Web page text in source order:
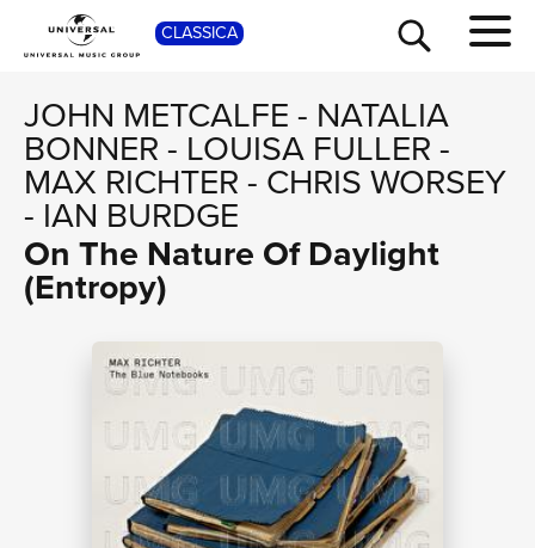
CLASSICA
JOHN METCALFE- NATALIA
BONNER- LOUISA FULLER-
MAX RICHTER- CHRIS WORSEY
- IAN BURDGE
On The Nature Of Daylight
(Entropy)
SHOP
TOUR